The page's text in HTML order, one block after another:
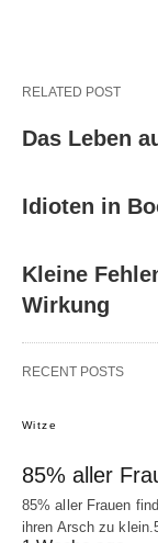
RELATED POST
Das Leben
Idioten in
Kleine
Wirkung
RECENT POSTS
Witze
85% aller
85% aller Frauen
ihren Arsch zu